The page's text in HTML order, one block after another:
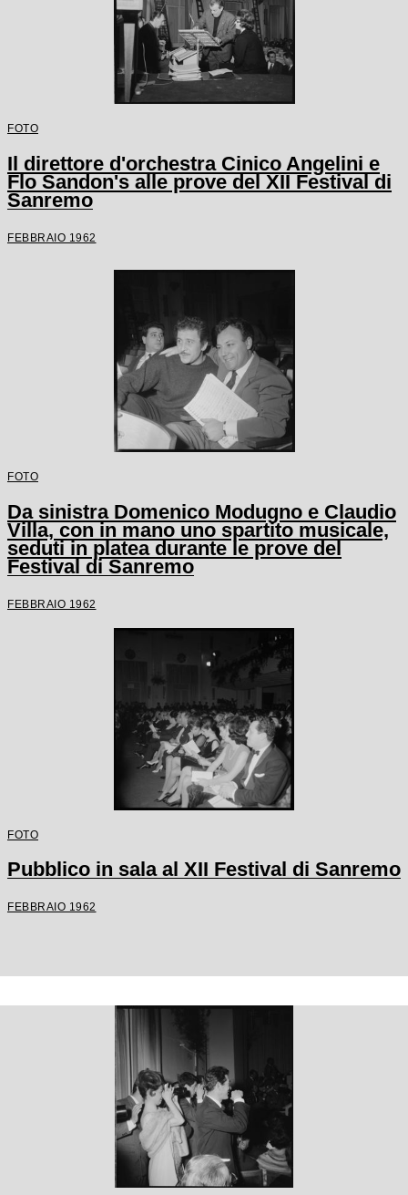
FOTO
Il direttore d'orchestra Cinico Angelini e
Flo Sandon's alle prove del XII Festival di
Sanremo
FEBBRAIO 1962
FOTO
Da sinistra Domenico Modugno e Claudio
Villa, con in mano uno spartito musicale,
seduti in platea durante le prove del
Festival di Sanremo
FEBBRAIO 1962
FOTO
Pubblico in sala al XII Festival di Sanremo
FEBBRAIO 1962